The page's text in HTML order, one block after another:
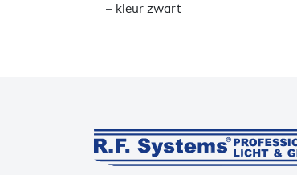
– kleur zwart